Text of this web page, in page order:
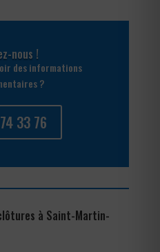
nous !
des informations
?
33 76
à Saint-Martin-